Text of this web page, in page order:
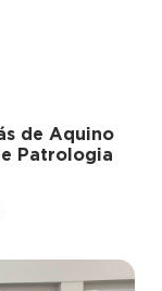
de Aquino
Patrologia